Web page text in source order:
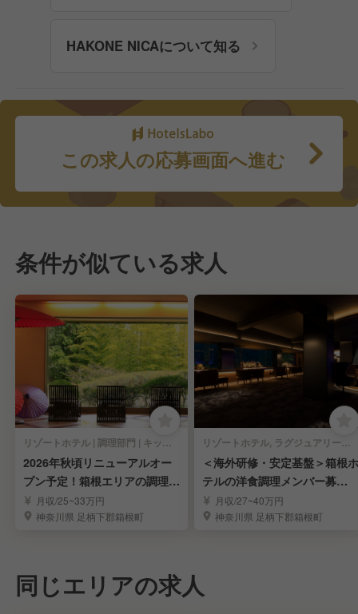
HAKONE NICAについて知る
この求人の応募画面へ進む
条件が似ている求人
リゾートホテル | 調理部門 | キッチンスタッフ
2026年秋頃リニューアルオー
プン予定！箱根エリアの調理ス
タッフ募集
月収/25~33万円
神奈川県 足柄下郡箱根町
リゾートホテル, ラグジュアリーホテル | 調理部門 | バル・バー | キッチンスタッフ
＜海外研修・安定基盤＞箱根ホ
テルの洋食調理メンバー募
集！！
月収/27~40万円
神奈川県 足柄下郡箱根町
同じエリアの求人